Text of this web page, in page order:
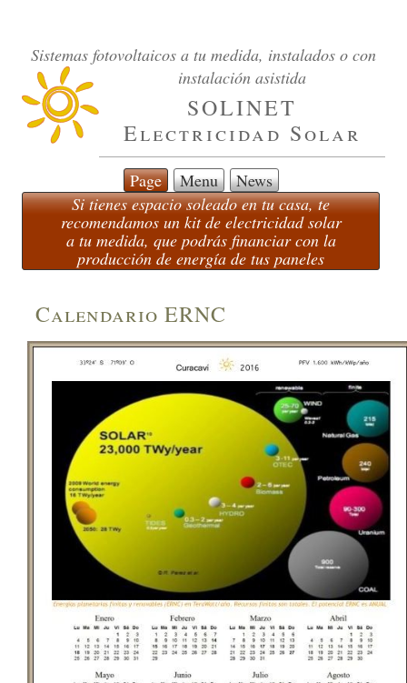
Sistemas fotovoltaicos a tu medida, instalados o con
instalación asistida
SOLINET
Electricidad Solar
Page Menu
News
Si tienes espacio soleado en tu casa, te
recomendamos un kit de electricidad solar
a tu medida, que podrás financiar con la
producción de energía de tus paneles
Calendario ERNC